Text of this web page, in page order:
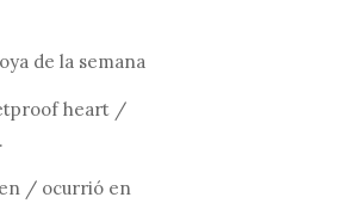
de la semana
heart /
/ ocurrió en